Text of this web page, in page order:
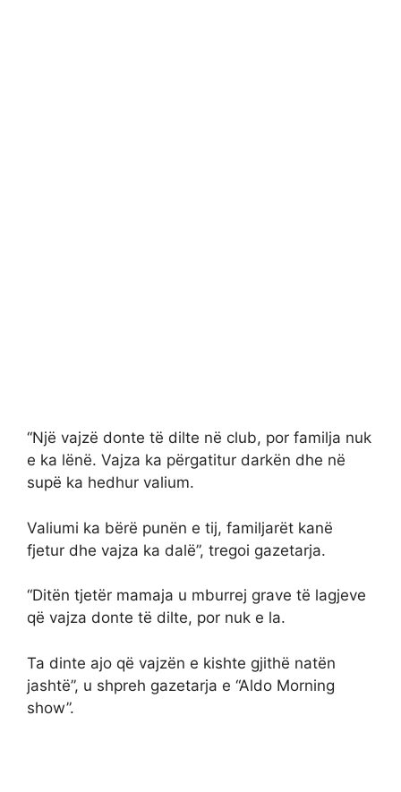
“Një vajzë donte të dilte në club, por familja nuk
e ka lënë. Vajza ka përgatitur darkën dhe në
supë ka hedhur valium.
Valiumi ka bërë punën e tij, familjarët kanë
fjetur dhe vajza ka dalë”, tregoi gazetarja.
“Ditën tjetër mamaja u mburrej grave të lagjeve
që vajza donte të dilte, por nuk e la.
Ta dinte ajo që vajzën e kishte gjithë natën
jashtë”, u shpreh gazetarja e “Aldo Morning
show”.